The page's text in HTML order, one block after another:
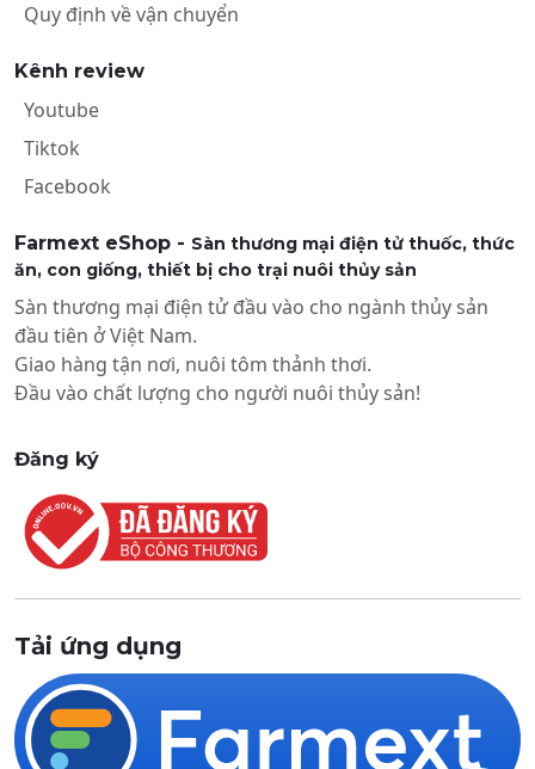
Quy định về vận chuyển
Kênh review
Youtube
Tiktok
Facebook
Farmext eShop - Sàn thương mại điện tử thuốc, thức
ăn, con giống, thiết bị cho trại nuôi thủy sản
Sàn thương mại điện tử đầu vào cho ngành thủy sản
đầu tiên ở Việt Nam.
Giao hàng tận nơi, nuôi tôm thảnh thơi.
Đầu vào chất lượng cho người nuôi thủy sản!
Đăng ký
Tải ứng dụng